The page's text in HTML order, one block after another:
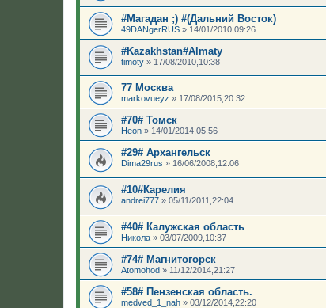
#Магадан ;) #(Дальний Восток)
49DANgerRUS » 14/01/2010,09:26
#Kazakhstan#Almaty
timoty » 17/08/2010,10:38
77 Москва
markovueyz » 17/08/2015,20:32
#70# Томск
Heon » 14/01/2014,05:56
#29# Архангельск
Dima29rus » 16/06/2008,12:06
#10#Карелия
andrei777 » 05/11/2011,22:04
#40# Калужская область
Николa » 03/07/2009,10:37
#74# Магнитогорск
Atomohod » 11/12/2014,21:27
#58# Пензенская область.
medved_1_nah » 03/12/2014,22:20